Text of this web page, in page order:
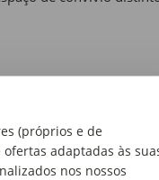
(próprios e de
adaptadas às
nos nossos